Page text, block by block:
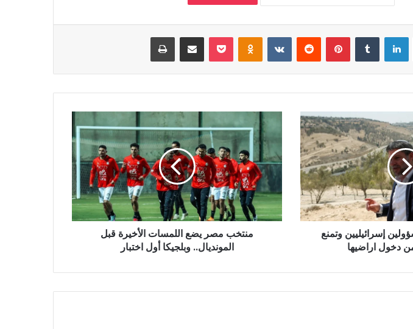
لينكدإن بينتيريست Odnoklassniki
بوكيت مشاركة عبر البريد طباعة
إسرائيليين وتمنع
دخول اراضيها
منتخب مصر يضع اللمسات الأخيرة قبل
المونديال.. وبلجيكا أول اختبار